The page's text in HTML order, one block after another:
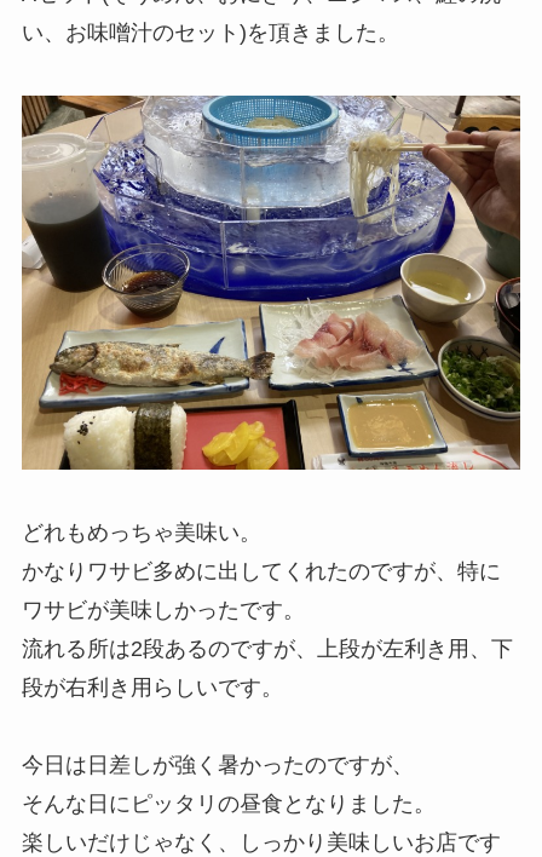
い、お味噌汁のセット)を頂きました。
どれもめっちゃ美味い。
かなりワサビ多めに出してくれたのですが、特に
ワサビが美味しかったです。
流れる所は2段あるのですが、上段が左利き用、下
段が右利き用らしいです。
今日は日差しが強く暑かったのですが、
そんな日にピッタリの昼食となりました。
楽しいだけじゃなく、しっかり美味しいお店です